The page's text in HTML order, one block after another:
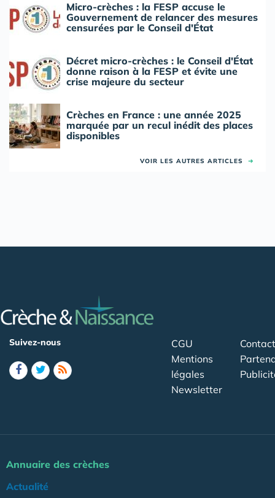
Micro-crèches : la FESP accuse le
Gouvernement de relancer des mesures
censurées par le Conseil d'État
Décret micro-crèches : le Conseil d'État
donne raison à la FESP et évite une
crise majeure du secteur
Crèches en France : une année 2025
marquée par un recul inédit des places
disponibles
VOIR LES AUTRES ARTICLES ➜
Suivez-nous
CGU
Mentions
légales
Newsletter
Contact
Annuaire des crèches
Actualité